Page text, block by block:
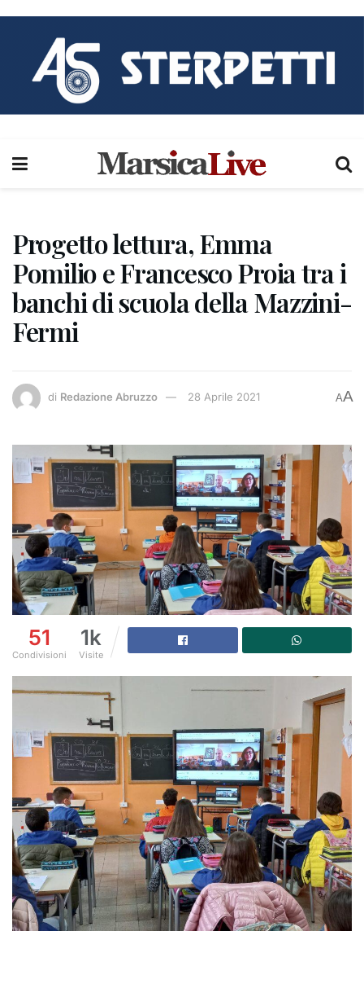
Progetto lettura, Emma
Pomilio e Francesco Proia tra i
banchi di scuola della Mazzini-
Fermi
di Redazione Abruzzo 28 Aprile 2021 AA
51
Condivisioni
1k
Visite